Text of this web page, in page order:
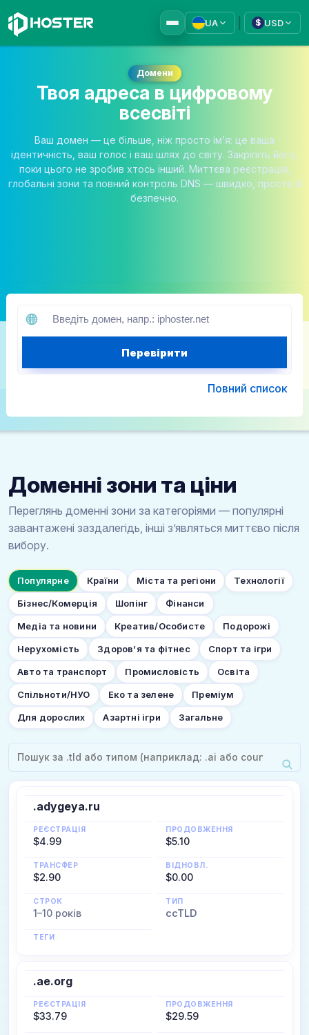
UA $ USD
Домени
Твоя адреса в цифровому
всесвіті
Ваш домен — це більше, ніж просто ім’я: це ваша
ідентичність, ваш голос і ваш шлях до світу. Закріпіть його,
поки цього не зробив хтось інший. Миттєва реєстрація,
глобальні зони та повний контроль DNS — швидко, просто й
безпечно.
Перевірити
Повний список
Доменні зони та ціни
Переглянь доменні зони за категоріями — популярні
завантажені заздалегідь, інші з’являться миттєво після
вибору.
Популярне Країни Міста та регіони Технології
Бізнес/Комерція Шопінг Фінанси
Медіа та новини Креатив/Особисте Подорожі
Нерухомість Здоров’я та фітнес Спорт та ігри
Авто та транспорт Промисловість Освіта
Спільноти/НУО Еко та зелене Преміум
Для дорослих Азартні ігри Загальне
.adygeya.ru
РЕЄСТРАЦІЯ
$4.99
ПРОДОВЖЕННЯ
$5.10
ТРАНСФЕР
$2.90
ВІДНОВЛ.
$0.00
СТРОК
1–10 років
ТИП
ccTLD
ТЕГИ
.ae.org
РЕЄСТРАЦІЯ
$33.79
ПРОДОВЖЕННЯ
$29.59